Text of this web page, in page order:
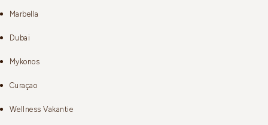
Marbella
Dubai
Mykonos
Curaçao
Wellness Vakantie